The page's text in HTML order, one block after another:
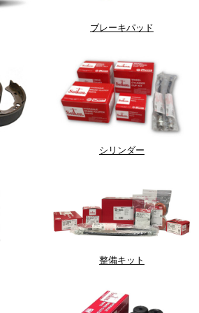
ブレーキパッド
シリンダー
整備キット